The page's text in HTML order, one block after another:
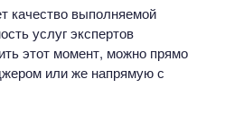
качество выполняемой
услуг экспертов
этот момент, можно прямо
или же напрямую с